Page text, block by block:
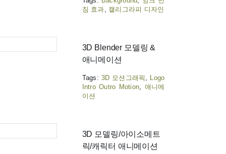
짐 효과, 캘리그라피 디자인
3D Blender 모델링 &
애니메이션
Tags: 3D 모션그래픽 , Logo
Intro Outro Motion, 애니메
이션
3D 모델링/아이소메트
릭/캐릭터 애니메이션